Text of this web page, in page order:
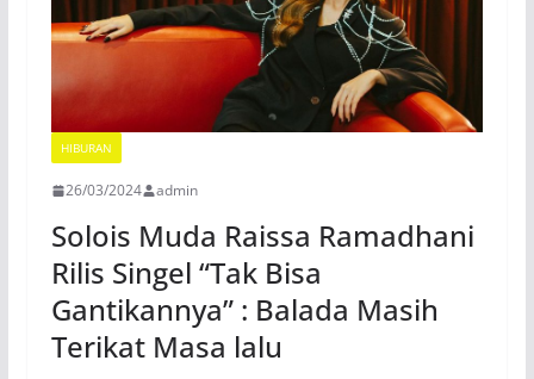
HIBURAN
26/03/2024 admin
Solois Muda Raissa Ramadhani
Rilis Singel “Tak Bisa
Gantikannya” : Balada Masih
Terikat Masa lalu